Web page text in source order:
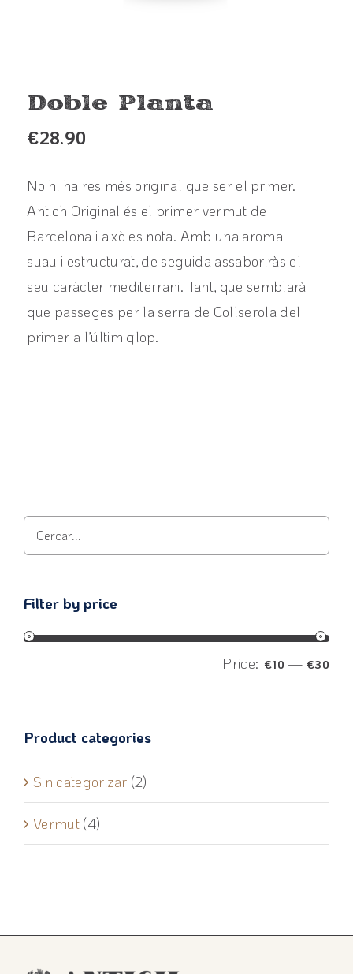
Doble Planta
€28.90
No hi ha res més original que ser el primer.
Antich Original és el primer vermut de
Barcelona i això es nota. Amb una aroma
suau i estructurat, de seguida assaboriràs el
seu caràcter mediterrani. Tant, que semblarà
que passeges per la serra de Collserola del
primer a l’últim glop.
Filter by price
Price: €10 — €30
Product categories
Sin categorizar (2)
Vermut (4)